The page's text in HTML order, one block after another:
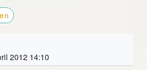
2012 14:10